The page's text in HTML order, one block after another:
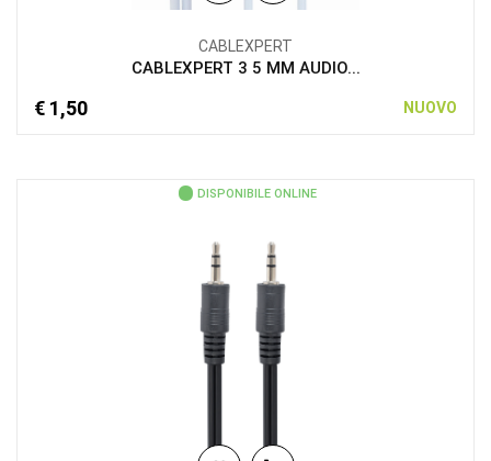
CABLEXPERT
CABLEXPERT 3 5 MM AUDIO...
€ 1,50 NUOVO
DISPONIBILE ONLINE